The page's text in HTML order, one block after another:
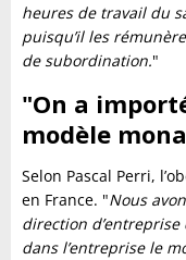
heures de travail du
puisqu’il les
de subordination."
"On a
modèle
Selon Pascal Perri,
en France. "Nous
direction
dans l’entreprise le